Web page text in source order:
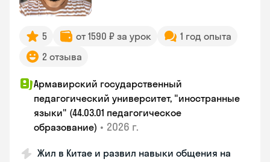
5 от 1590 ₽ за урок
1 год опыта
2 отзыва
Армавирский государственный
педагогический университет, "иностранные
языки" (44.03.01 педагогическое
образование) • 2026 г.
Жил в Китае и развил навыки общения на